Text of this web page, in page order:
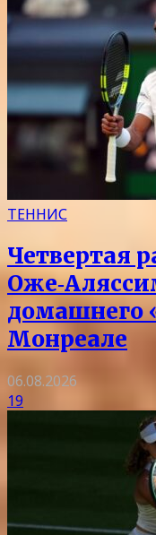
ТЕННИС
Четвертая
домашнего
Монреале
06.08.2026
19